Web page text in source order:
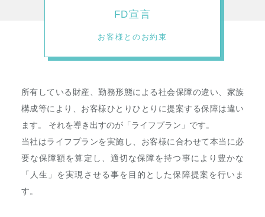
FD宣言
お客様とのお約束
所有している財産、勤務形態による社会保障の違い、家族
構成等により、お客様ひとりひとりに提案する保障は違い
ます。 それを導き出すのが「ライフプラン」です。
当社はライフプランを実施し、お客様に合わせて本当に必
要な保障額を算定し、適切な保障を持つ事により豊かな
「人生」を実現させる事を目的とした保障提案を行いま
す。